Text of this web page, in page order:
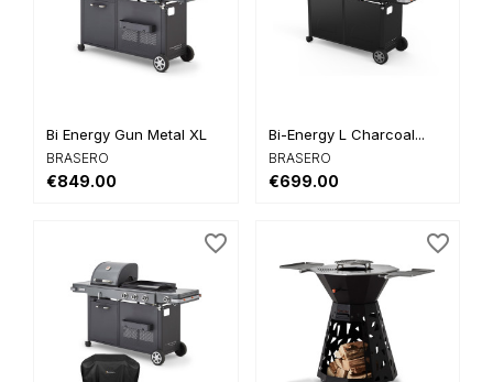
Bi Energy Gun Metal XL
BRASERO
€849.00
Bi-Energy L Charcoal...
BRASERO
€699.00
favorite_border favorite_border